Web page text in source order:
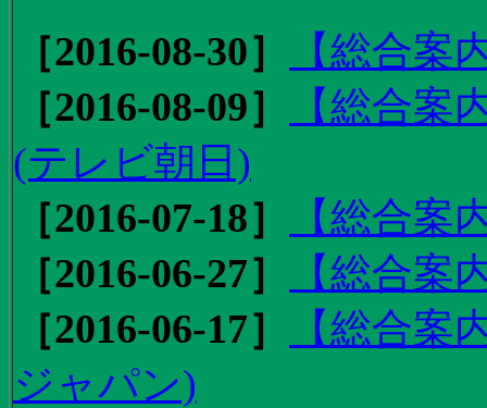
［2016-08-30］
【総合
［2016-08-09］
【総合
(テレビ朝日)
［2016-07-18］
【総合案
［2016-06-27］
【総合案
［2016-06-17］
【総合
ジャパン)